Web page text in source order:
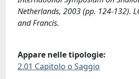
Netherlands, 2003 (pp. 124-132).
and Francis.
Appare nelle tipologie:
2.01 Capitolo o Saggio